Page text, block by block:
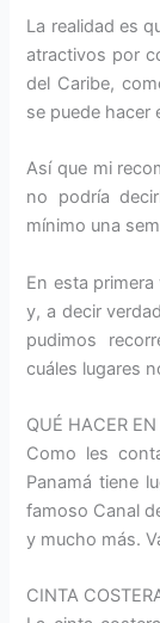
La realidad es
atractivos por
del Caribe,
se puede hacer
Así que mi
no podría
mínimo una
En esta
y, a decir
pudimos
cuáles lugares
QUÉ HACER
Como les
Panamá tiene
famoso Canal
y mucho más.
CINTA